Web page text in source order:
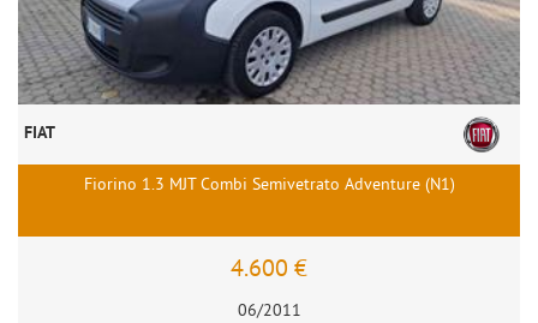
FIAT
Fiorino 1.3 MJT Combi Semivetrato Adventure (N1)
4.600 €
06/2011